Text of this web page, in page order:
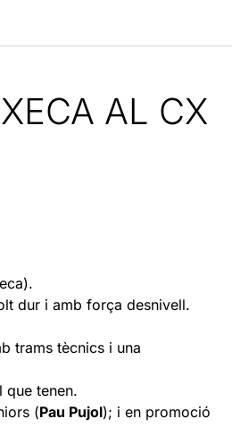
AL CX
dur i amb força desnivell.
trams tècnics i una
que tenen.
(Pau Pujol); i en promoció